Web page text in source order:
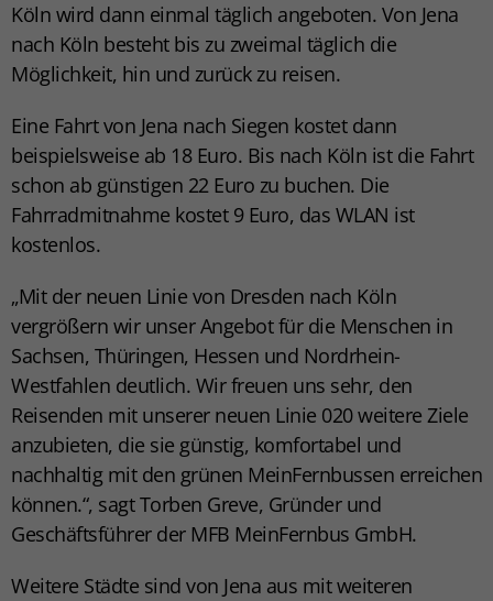
Köln wird dann einmal täglich angeboten. Von Jena
nach Köln besteht bis zu zweimal täglich die
Möglichkeit, hin und zurück zu reisen.
Eine Fahrt von Jena nach Siegen kostet dann
beispielsweise ab 18 Euro. Bis nach Köln ist die Fahrt
schon ab günstigen 22 Euro zu buchen. Die
Fahrradmitnahme kostet 9 Euro, das WLAN ist
kostenlos.
„Mit der neuen Linie von Dresden nach Köln
vergrößern wir unser Angebot für die Menschen in
Sachsen, Thüringen, Hessen und Nordrhein-
Westfahlen deutlich. Wir freuen uns sehr, den
Reisenden mit unserer neuen Linie 020 weitere Ziele
anzubieten, die sie günstig, komfortabel und
nachhaltig mit den grünen MeinFernbussen erreichen
können.“, sagt Torben Greve, Gründer und
Geschäftsführer der MFB MeinFernbus GmbH.
Weitere Städte sind von Jena aus mit weiteren